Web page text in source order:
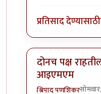
प्रतिसाद देण्यासाठी
दोनच पक्ष
आइएमएम
श्रिपाद पणशिकर